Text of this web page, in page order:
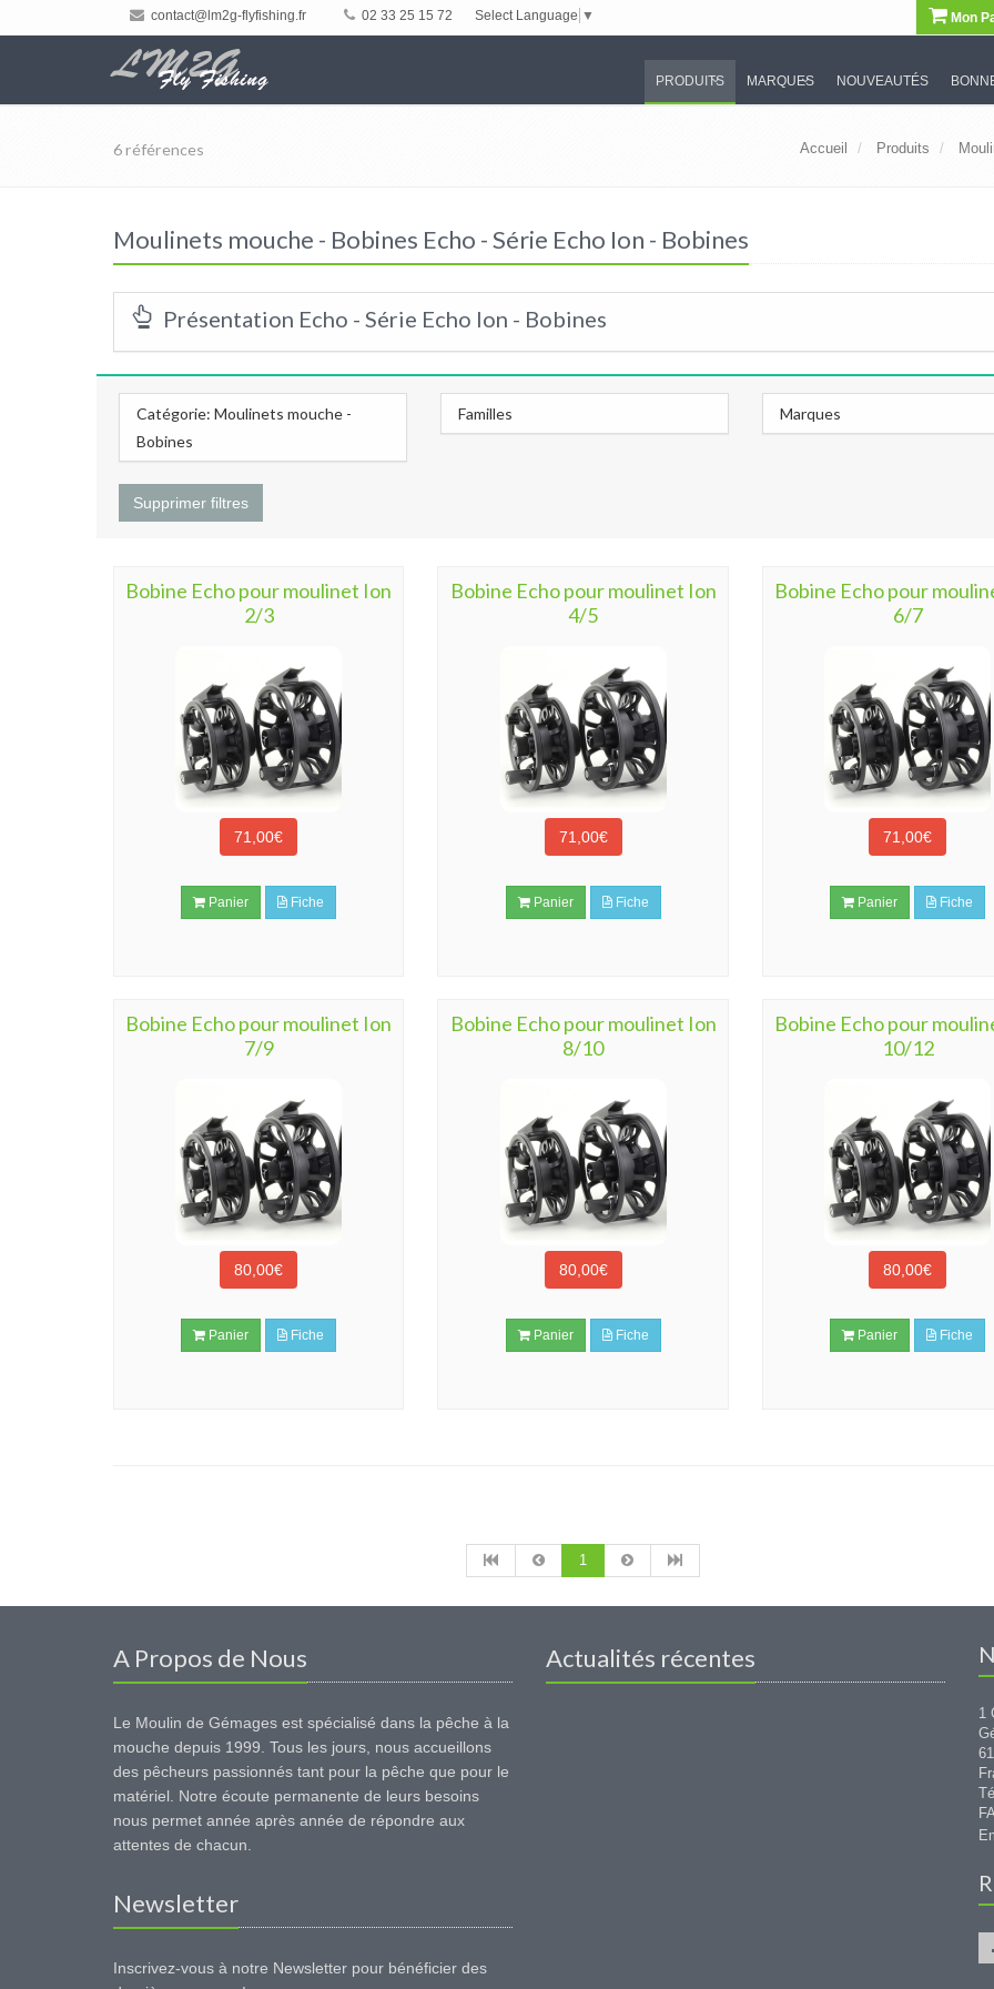
contact@lm2g-flyfishing.fr 02 33 25 15 72 Select Language ▼ Mon
PRODUITS MARQUES NOUVEAUTÉS
6 références Accueil Produits
Moulinets mouche - Bobines Echo - Série Echo Ion - Bobines
Présentation Echo - Série Echo Ion - Bobines
Catégorie: Moulinets mouche -
Bobines
Familles Marques
Supprimer filtres
Bobine Echo pour moulinet Ion
2/3
71,00€
Panier Fiche
Bobine Echo pour moulinet Ion
4/5
71,00€
Panier Fiche
Bobine Echo pour
6/7
71,00€
Panier Fiche
Bobine Echo pour moulinet Ion
7/9
80,00€
Panier Fiche
Bobine Echo pour moulinet Ion
8/10
80,00€
Panier Fiche
Bobine Echo pour
10/12
80,00€
Panier Fiche
1
A Propos de Nous
Le Moulin de Gémages est spécialisé dans la pêche à la
mouche depuis 1999. Tous les jours, nous accueillons
des pêcheurs passionnés tant pour la pêche que pour le
matériel. Notre écoute permanente de leurs besoins
nous permet année après année de répondre aux
attentes de chacun.
Newsletter
Inscrivez-vous à notre Newsletter pour bénéficier des
Actualités récentes
1